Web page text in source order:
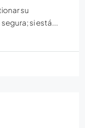
su
si está...